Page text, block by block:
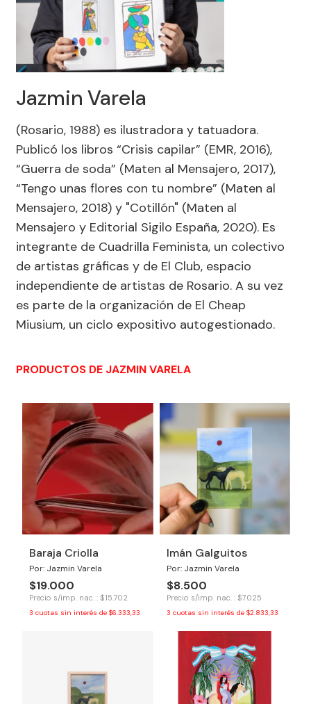
Jazmin Varela
(Rosario, 1988) es ilustradora y tatuadora.
Publicó los libros “Crisis capilar” (EMR, 2016),
“Guerra de soda” (Maten al Mensajero, 2017),
“Tengo unas flores con tu nombre” (Maten al
Mensajero, 2018) y "Cotillón" (Maten al
Mensajero y Editorial Sigilo España, 2020). Es
integrante de Cuadrilla Feminista, un colectivo
de artistas gráficas y de El Club, espacio
independiente de artistas de Rosario. A su vez
es parte de la organización de El Cheap
Miusium, un ciclo expositivo autogestionado.
PRODUCTOS DE JAZMIN VARELA
Baraja Criolla
Por: Jazmin Varela
$19.000
Precio s/imp. nac. : $15.702
3 cuotas sin interés de $6.333,33
Imán Galguitos
Por: Jazmin Varela
$8.500
Precio s/imp. nac. : $7.025
3 cuotas sin interés de $2.833,33